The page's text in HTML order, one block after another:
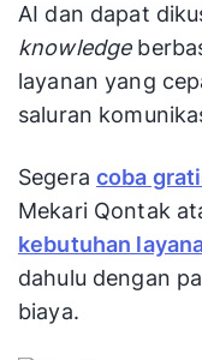
AI dan dapat
knowledge
layanan yang
saluran
Segeracoba
Mekari Qontak
kebutuhan
dahulu dengan
biaya.